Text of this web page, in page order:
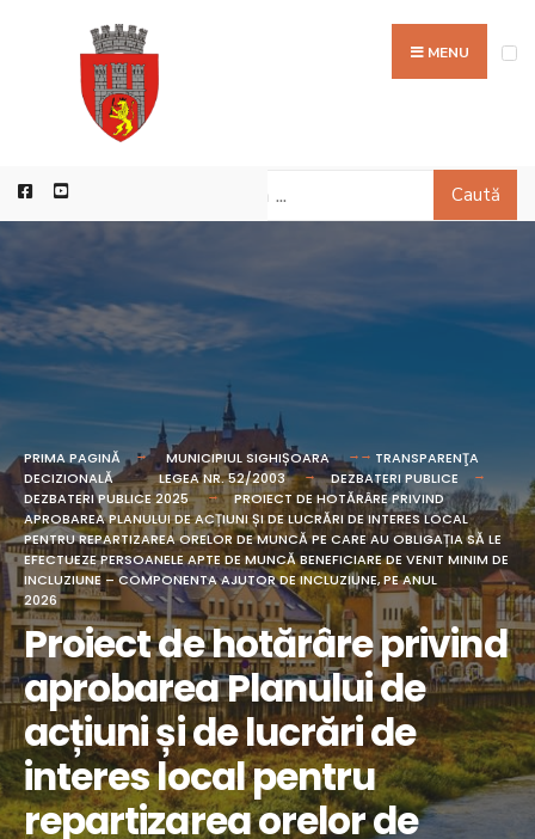
MENU
Caută
PRIMA PAGINĂ MUNICIPIUL SIGHIȘOARA
TRANSPARENŢA
DECIZIONALĂ
LEGEA NR. 52/2003
DEZBATERI PUBLICE
DEZBATERI PUBLICE 2025
PROIECT DE HOTĂRÂRE PRIVIND
APROBAREA PLANULUI DE ACȚIUNI ȘI DE LUCRĂRI DE INTERES LOCAL
PENTRU REPARTIZAREA ORELOR DE MUNCĂ PE CARE AU OBLIGAȚIA SĂ LE
EFECTUEZE PERSOANELE APTE DE MUNCĂ BENEFICIARE DE VENIT MINIM DE
INCLUZIUNE – COMPONENTA AJUTOR DE INCLUZIUNE, PE ANUL
2026
Proiect de hotărâre privind
aprobarea Planului de
acțiuni și de lucrări de
interes local pentru
repartizarea orelor de